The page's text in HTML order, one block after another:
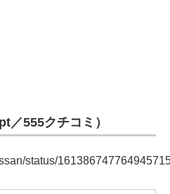
／555クチコミ）
status/